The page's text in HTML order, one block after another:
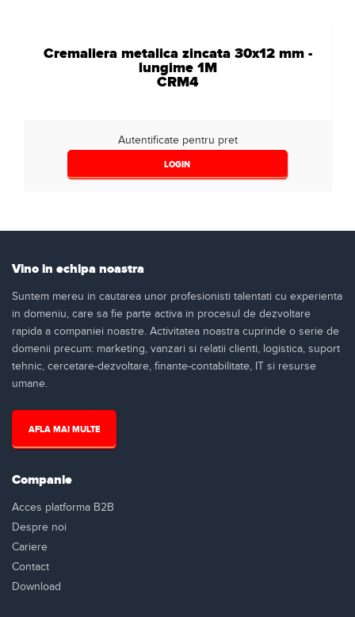
Cremaliera metalica zincata 30x12 mm -
lungime 1M
CRM4
Autentificate pentru pret
LOGIN
Vino in echipa noastra
Suntem mereu in cautarea unor profesionisti talentati cu experienta
in domeniu, care sa fie parte activa in procesul de dezvoltare
rapida a companiei noastre. Activitatea noastra cuprinde o serie de
domenii precum: marketing, vanzari si relatii clienti, logistica, suport
tehnic, cercetare-dezvoltare, finante-contabilitate, IT si resurse
umane.
AFLA MAI MULTE
Companie
Acces platforma B2B
Despre noi
Cariere
Contact
Download